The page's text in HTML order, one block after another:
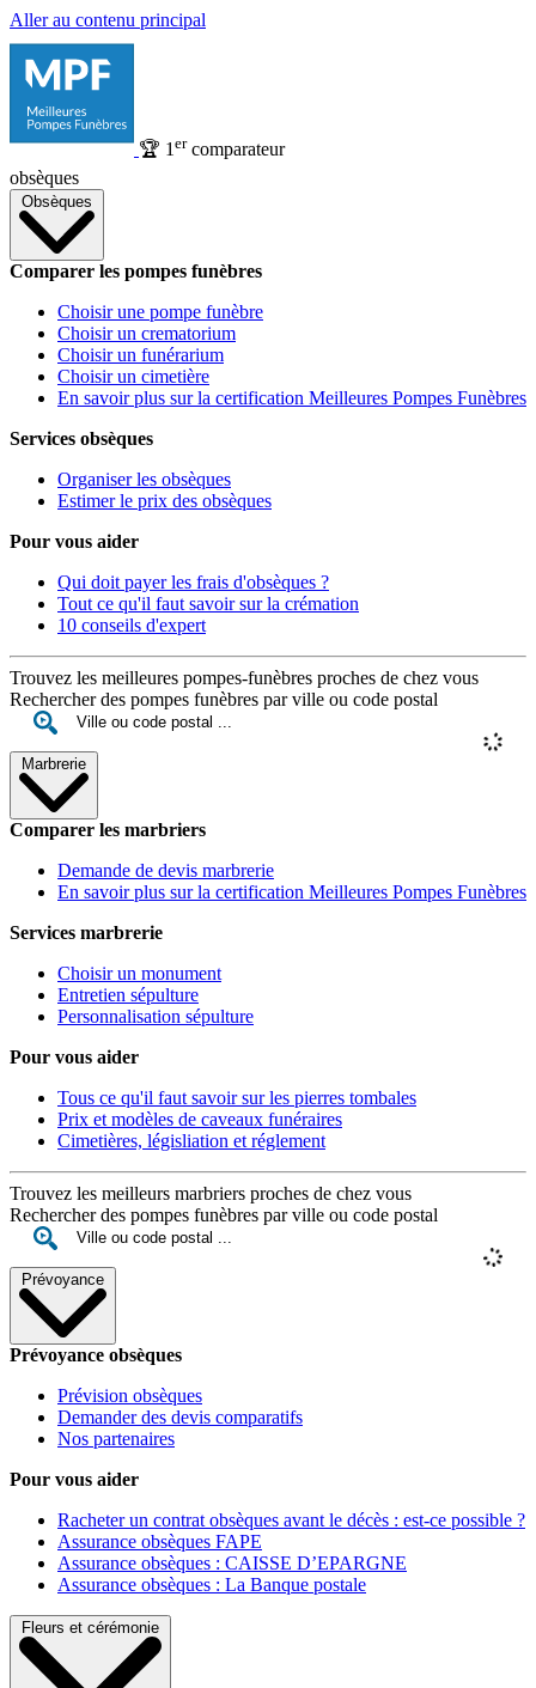
Aller au contenu principal
🏆 1 ercomparateur
obsèques
Obsèques
Comparer les pompes funèbres
Choisir une pompe funèbre
Choisir un crematorium
Choisir un funérarium
Choisir un cimetière
En savoir plus sur la certification Meilleures Pompes Funèbres
Services obsèques
Organiser les obsèques
Estimer le prix des obsèques
Pour vous aider
Qui doit payer les frais d'obsèques ?
Tout ce qu'il faut savoir sur la crémation
10 conseils d'expert
Trouvez les meilleures pompes-funèbres proches de chez vous
Rechercher des pompes funèbres par ville ou code postal
Marbrerie
Comparer les marbriers
Demande de devis marbrerie
En savoir plus sur la certification Meilleures Pompes Funèbres
Services marbrerie
Choisir un monument
Entretien sépulture
Personnalisation sépulture
Pour vous aider
Tous ce qu'il faut savoir sur les pierres tombales
Prix et modèles de caveaux funéraires
Cimetières, législiation et réglement
Trouvez les meilleurs marbriers proches de chez vous
Rechercher des pompes funèbres par ville ou code postal
Prévoyance
Prévoyance obsèques
Prévision obsèques
Demander des devis comparatifs
Nos partenaires
Pour vous aider
Racheter un contrat obsèques avant le décès : est-ce possible ?
Assurance obsèques FAPE
Assurance obsèques : CAISSE D’EPARGNE
Assurance obsèques : La Banque postale
Fleurs et cérémonie